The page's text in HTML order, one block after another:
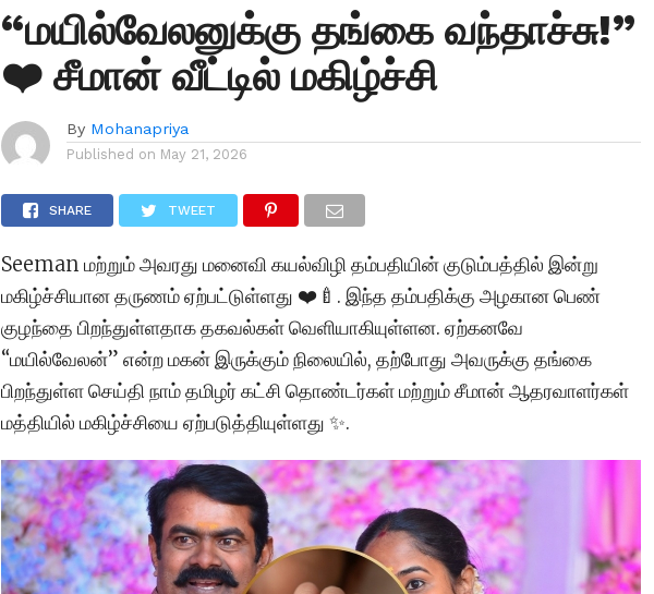
“மயில்வேலனுக்கு தங்கை வந்தாச்சு!”
❤️ சீமான் வீட்டில் மகிழ்ச்சி
By Mohanapriya
Published on May 21, 2026
SHARE TWEET
Seeman மற்றும் அவரது மனைவி கயல்விழி தம்பதியின் குடும்பத்தில் இன்று
மகிழ்ச்சியான தருணம் ஏற்பட்டுள்ளது ❤️🍼. இந்த தம்பதிக்கு அழகான பெண்
குழந்தை பிறந்துள்ளதாக தகவல்கள் வெளியாகியுள்ளன. ஏற்கனவே
“மயில்வேலன்” என்ற மகன் இருக்கும் நிலையில், தற்போது அவருக்கு தங்கை
பிறந்துள்ள செய்தி நாம் தமிழர் கட்சி தொண்டர்கள் மற்றும் சீமான் ஆதரவாளர்கள்
மத்தியில் மகிழ்ச்சியை ஏற்படுத்தியுள்ளது ✨.